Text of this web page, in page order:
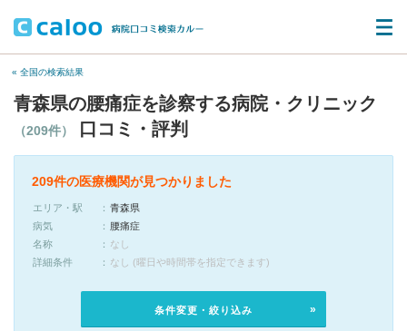
« 全国の検索結果
青森県の腰痛症を診察する病院・クリニック
（209件） 口コミ・評判
209件の医療機関が見つかりました
エリア・駅
青森県
病気
腰痛症
名称
なし
詳細条件
なし (曜日や時間帯を指定できます)
条件変更・絞り込み